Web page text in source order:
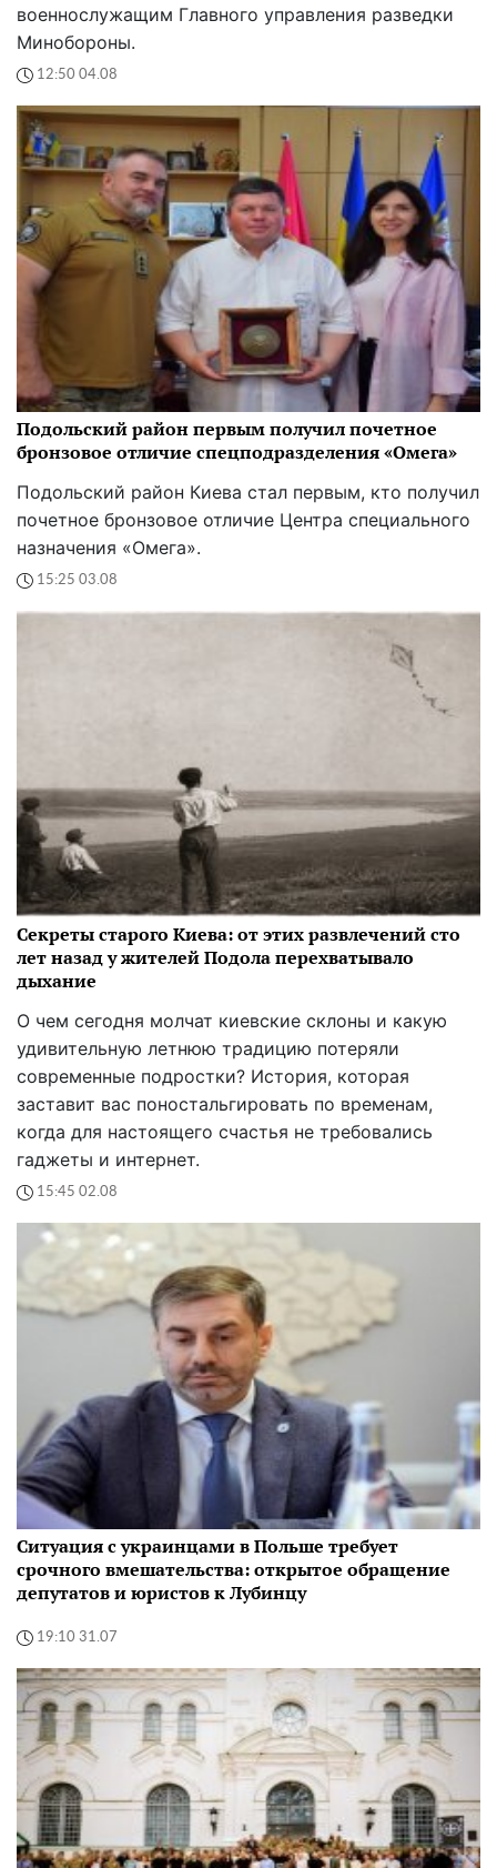
военнослужащим Главного управления разведки
Минобороны.
12:50 04.08
Подольский район первым получил почетное
бронзовое отличие спецподразделения «Омега»
Подольский район Киева стал первым, кто получил
почетное бронзовое отличие Центра специального
назначения «Омега».
15:25 03.08
Секреты старого Киева: от этих развлечений сто
лет назад у жителей Подола перехватывало
дыхание
О чем сегодня молчат киевские склоны и какую
удивительную летнюю традицию потеряли
современные подростки? История, которая
заставит вас поностальгировать по временам,
когда для настоящего счастья не требовались
гаджеты и интернет.
15:45 02.08
Ситуация с украинцами в Польше требует
срочного вмешательства: открытое обращение
депутатов и юристов к Лубинцу
19:10 31.07